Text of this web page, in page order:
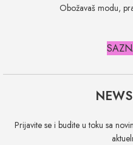
Obožavaš modu,
Prijavite se i budite u toku sa